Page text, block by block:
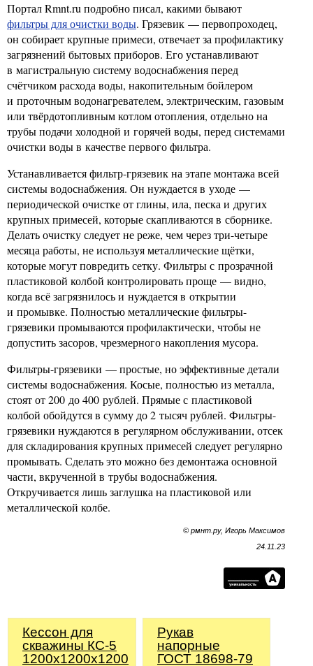
Портал Rmnt.ru подробно писал, какими бывают
фильтры для очистки воды. Грязевик — первопроходец,
он собирает крупные примеси, отвечает за профилактику
загрязнений бытовых приборов. Его устанавливают
в магистральную систему водоснабжения перед
счётчиком расхода воды, накопительным бойлером
и проточным водонагревателем, электрическим, газовым
или твёрдотопливным котлом отопления, отдельно на
трубы подачи холодной и горячей воды, перед системами
очистки воды в качестве первого фильтра.
Устанавливается фильтр-грязевик на этапе монтажа всей
системы водоснабжения. Он нуждается в уходе —
периодической очистке от глины, ила, песка и других
крупных примесей, которые скапливаются в сборнике.
Делать очистку следует не реже, чем через три-четыре
месяца работы, не используя металлические щётки,
которые могут повредить сетку. Фильтры с прозрачной
пластиковой колбой контролировать проще — видно,
когда всё загрязнилось и нуждается в открытии
и промывке. Полностью металлические фильтры-
грязевики промываются профилактически, чтобы не
допустить засоров, чрезмерного накопления мусора.
Фильтры-грязевики — простые, но эффективные детали
системы водоснабжения. Косые, полностью из металла,
стоят от 200 до 400 рублей. Прямые с пластиковой
колбой обойдутся в сумму до 2 тысяч рублей. Фильтры-
грязевики нуждаются в регулярном обслуживании, отсек
для складирования крупных примесей следует регулярно
промывать. Сделать это можно без демонтажа основной
части, вкрученной в трубы водоснабжения.
Откручивается лишь заглушка на пластиковой или
металлической колбе.
© рмнт.ру, Игорь Максимов
24.11.23
Кессон для
скважины КС-5
1200х1200х1200
Рукав
напорные
ГОСТ 18698-79